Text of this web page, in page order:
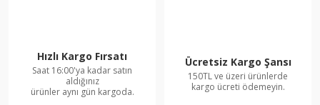
Hızlı Kargo Fırsatı
Saat 16:00'ya kadar satın
aldığınız
ürünler aynı gün kargoda.
Ücretsiz Kargo Şansı
150TL ve üzeri ürünlerde
kargo ücreti ödemeyin.